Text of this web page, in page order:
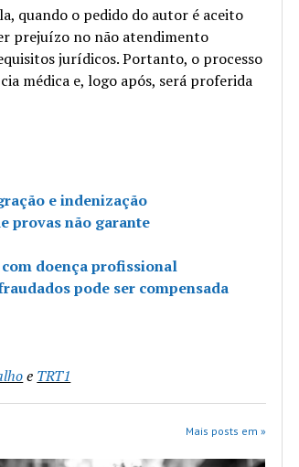
quando o pedido do autor é aceito
prejuízo no não atendimento
jurídicos. Portanto, o processo
médica e, logo após, será proferida
e indenização
provas não garante
doença profissional
pode ser compensada
e TRT1
Mais posts em »